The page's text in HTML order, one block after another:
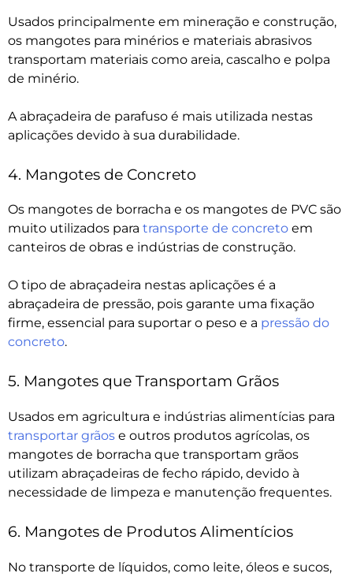
Usados principalmente em mineração e construção,
os mangotes para minérios e materiais abrasivos
transportam materiais como areia, cascalho e polpa
de minério.
A abraçadeira de parafuso é mais utilizada nestas
aplicações devido à sua durabilidade.
4. Mangotes de Concreto
Os mangotes de borracha e os mangotes de PVC são
muito utilizados para transporte de concreto em
canteiros de obras e indústrias de construção.
O tipo de abraçadeira nestas aplicações é a
abraçadeira de pressão, pois garante uma fixação
firme, essencial para suportar o peso e a pressão do
concreto.
5. Mangotes que Transportam Grãos
Usados em agricultura e indústrias alimentícias para
transportar grãos e outros produtos agrícolas, os
mangotes de borracha que transportam grãos
utilizam abraçadeiras de fecho rápido, devido à
necessidade de limpeza e manutenção frequentes.
6. Mangotes de Produtos Alimentícios
No transporte de líquidos, como leite, óleos e sucos,